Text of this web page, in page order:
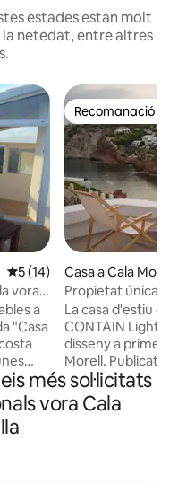
estades estan molt
netedat, entre altres
5 de puntuació mitjana
5 (14)
vora
a
"Casa
Recomanació
Recomanació
Casa a Cala Morell
Propietat única a
Menorca
La casa d'estiu
CONTAIN
disseny a primera
Morell. Publicat a
Architecture and
s'ha renovat amb
qualitat i una
més sol·licitats
vora Cala